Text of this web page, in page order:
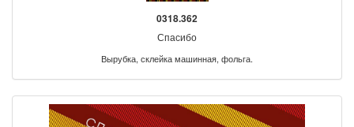
0318.362
Спасибо
Вырубка, склейка машинная, фольга.